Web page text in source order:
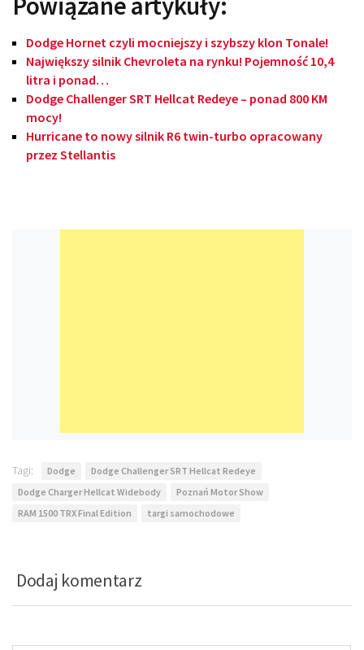
Dodge Hornet czyli mocniejszy i szybszy klon Tonale!
Największy silnik Chevroleta na rynku! Pojemność 10,4
litra i ponad…
Dodge Challenger SRT Hellcat Redeye – ponad 800 KM
mocy!
Hurricane to nowy silnik R6 twin-turbo opracowany
przez Stellantis
Tagi: Dodge
Dodge Challenger SRT Hellcat Redeye
Dodge Charger Hellcat Widebody
Poznań Motor Show
RAM 1500 TRX Final Edition
targi samochodowe
Dodaj komentarz